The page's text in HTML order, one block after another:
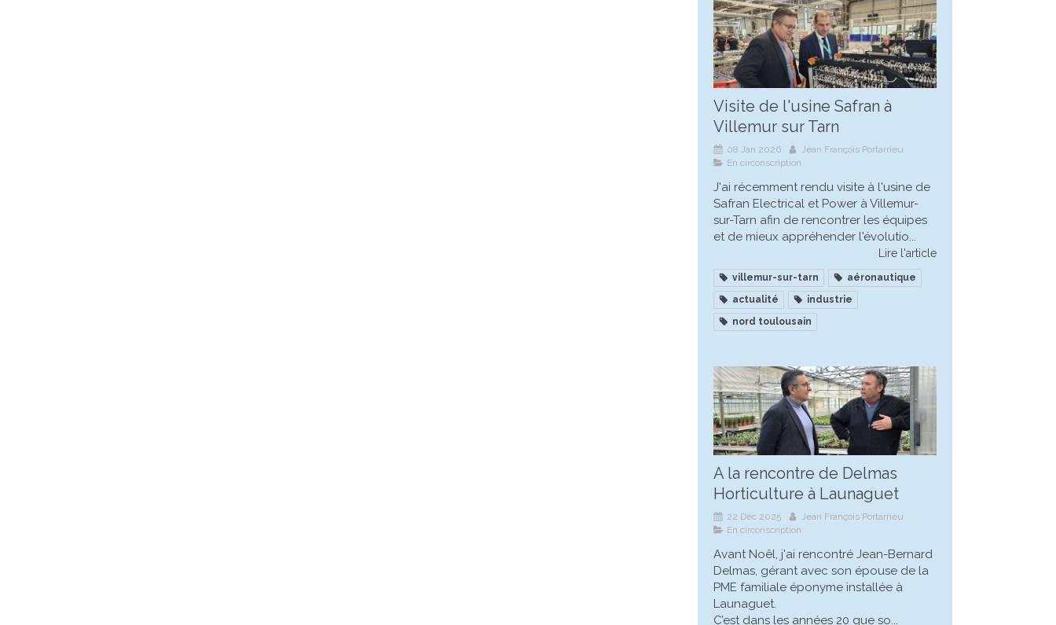
Visite de l'usine Safran à
Villemur sur Tarn
08 Jan 2026
Jean François Portarrieu
En circonscription
J'ai récemment rendu visite à l'usine de
Safran Electrical et Power à Villemur-
sur-Tarn afin de rencontrer les équipes
et de mieux appréhender l'évolutio...
Lire l'article
villemur-sur-tarn
aéronautique
actualité
industrie
nord toulousain
A la rencontre de Delmas
Horticulture à Launaguet
22 Déc 2025
Jean François Portarrieu
En circonscription
Avant Noêl, j'ai rencontré Jean-Bernard
Delmas, gérant avec son épouse de la
PME familiale éponyme installée à
Launaguet.
C’est dans les années 20 que so...